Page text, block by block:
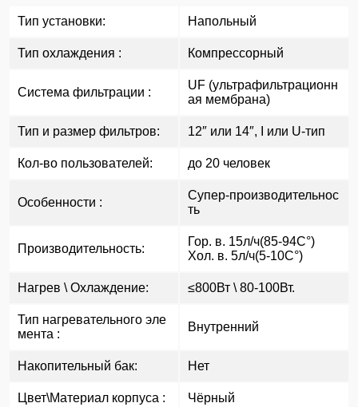
Тип установки: Напольный
Тип охлаждения : Компрессорный
Система фильтрации :
UF (ультрафильтрационн
ая мембрана)
Тип и размер фильтров: 12″ или 14″, I или U-тип
Кол-во пользователей: до 20 человек
Особенности :
Супер-производительнос
ть
Производительность:
Гор. в. 15л/ч(85-94C°)
Хол. в. 5л/ч(5-10C°)
Нагрев \ Охлаждение: ≤800Вт \ 80-100Вт.
Тип нагревательного эле
мента :
Внутренний
Накопительный бак: Нет
Цвет\Материал корпуса : Чёрный